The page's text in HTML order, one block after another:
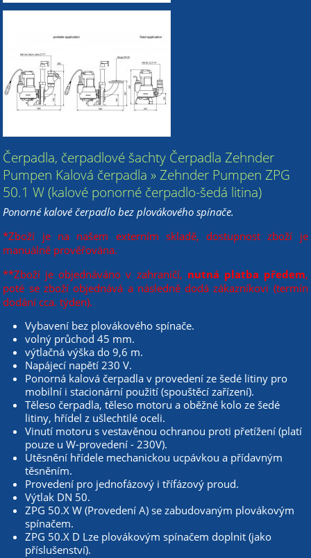
Čerpadla, čerpadlové šachty Čerpadla Zehnder
Pumpen Kalová čerpadla » Zehnder Pumpen ZPG
50.1 W (kalové ponorné čerpadlo-šedá litina)
Ponorné kalové čerpadlo bez plovákového spínače.
*Zboží je na našem externím skladě, dostupnost zboží je
manuálně prověřována.
**Zboží je objednáváno v zahraničí, nutná platba předem,
poté se zboží objednává a následně dodá zákazníkovi (termín
dodání cca. týden).
Vybavení bez plovákového spínače.
volný průchod 45 mm.
výtlačná výška do 9,6 m.
Napájecí napětí 230 V.
Ponorná kalová čerpadla v provedení ze šedé litiny pro
mobilní i stacionární použití (spouštěcí zařízení).
Těleso čerpadla, těleso motoru a oběžné kolo ze šedé
litiny, hřídel z ušlechtilé oceli.
Vinutí motoru s vestavěnou ochranou proti přetížení (platí
pouze u W-provedení - 230V).
Utěsnění hřídele mechanickou ucpávkou a přídavným
těsněním.
Provedení pro jednofázový i třífázový proud.
Výtlak DN 50.
ZPG 50.X W (Provedení A) se zabudovaným plovákovým
spínačem.
ZPG 50.X D Lze plovákovým spínačem doplnit (jako
příslušenství).